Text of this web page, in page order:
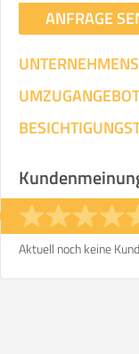
ANFRAGE
Aktuell noch keine